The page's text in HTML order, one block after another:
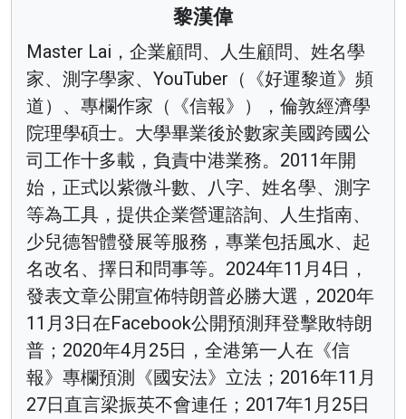
黎漢偉
Master Lai，企業顧問、人生顧問、姓名學
家、測字學家、YouTuber（《好運黎道》頻
道）、專欄作家（《信報》），倫敦經濟學
院理學碩士。大學畢業後於數家美國跨國公
司工作十多載，負責中港業務。2011年開
始，正式以紫微斗數、八字、姓名學、測字
等為工具，提供企業營運諮詢、人生指南、
少兒德智體發展等服務，專業包括風水、起
名改名、擇日和問事等。2024年11月4日，
發表文章公開宣佈特朗普必勝大選，2020年
11月3日在Facebook公開預測拜登擊敗特朗
普；2020年4月25日，全港第一人在《信
報》專欄預測《國安法》立法；2016年11月
27日直言梁振英不會連任；2017年1月25日